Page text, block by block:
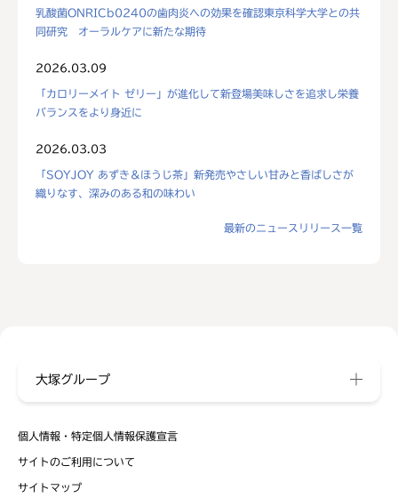
乳酸菌ONRICb0240の歯肉炎への効果を確認東京科学大学との共
同研究 オーラルケアに新たな期待
2026.03.09
「カロリーメイト ゼリー」が進化して新登場美味しさを追求し栄養
バランスをより身近に
2026.03.03
「SOYJOY あずき＆ほうじ茶」新発売やさしい甘みと香ばしさが
織りなす、深みのある和の味わい
最新のニュースリリース一覧
個人情報・特定個人情報保護宣言
サイトのご利用について
サイトマップ
大塚グループ